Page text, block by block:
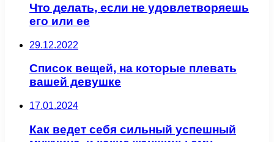
Что делать, если не удовлетворяешь
его или ее
29.12.2022
Список вещей, на которые плевать
вашей девушке
17.01.2024
Как ведет себя сильный успешный